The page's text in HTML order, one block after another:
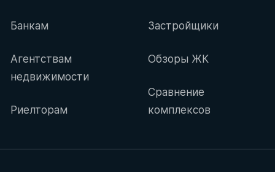
Банкам
Агентствам
недвижимости
Риелторам
Застройщики
Обзоры ЖК
Сравнение
комплексов